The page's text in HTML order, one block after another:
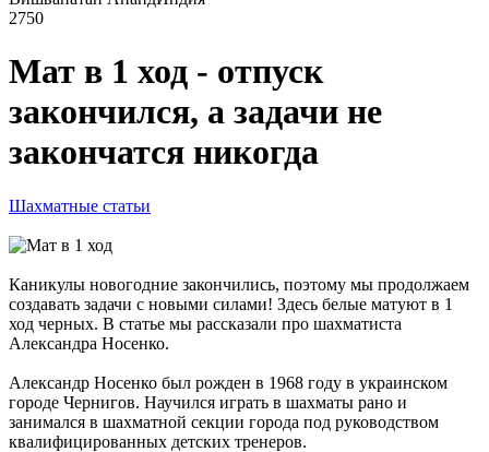
2750
Мат в 1 ход - отпуск
закончился, а задачи не
закончатся никогда
Шахматные статьи
Каникулы новогодние закончились, поэтому мы продолжаем
создавать задачи с новыми силами! Здесь белые матуют в 1
ход черных. В статье мы рассказали про шахматиста
Александра Носенко.
Александр Носенко был рожден в 1968 году в украинском
городе Чернигов. Научился играть в шахматы рано и
занимался в шахматной секции города под руководством
квалифицированных детских тренеров.